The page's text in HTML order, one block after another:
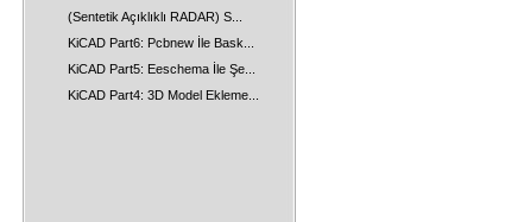
(Sentetik Açıklıklı RADAR) S...
KiCAD Part6: Pcbnew İle Bask...
KiCAD Part5: Eeschema İle Şe...
KiCAD Part4: 3D Model Ekleme...